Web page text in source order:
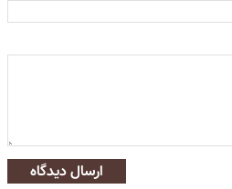
ارسال دیدگاه